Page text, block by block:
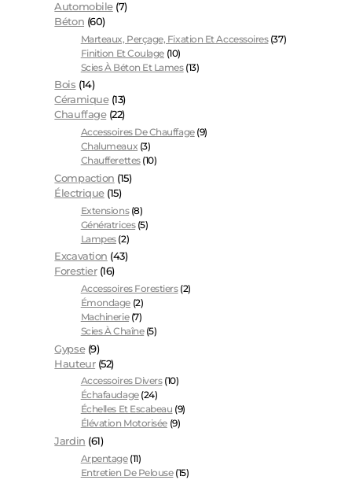
Automobile (7)
Béton (60)
Marteaux, Perçage, Fixation Et Accessoires (37)
Finition Et Coulage (10)
Scies À Béton Et Lames (13)
Bois (14)
Céramique (13)
Chauffage (22)
Accessoires De Chauffage (9)
Chalumeaux (3)
Chaufferettes (10)
Compaction (15)
Électrique (15)
Extensions (8)
Génératrices (5)
Lampes (2)
Excavation (43)
Forestier (16)
Accessoires Forestiers (2)
Émondage (2)
Machinerie (7)
Scies À Chaîne (5)
Gypse (9)
Hauteur (52)
Accessoires Divers (10)
Échafaudage (24)
Échelles Et Escabeau (9)
Élévation Motorisée (9)
Jardin (61)
Arpentage (11)
Entretien De Pelouse (15)